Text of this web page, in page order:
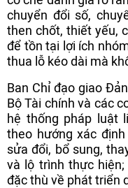
chuyển đổi số,
then chốt, thiết yếu,
để tồn tại lợi ích
thua lỗ kéo dài mà
Ban Chỉ đạo giao
Bộ Tài chính và các
hệ thống pháp luật
theo hướng xác
sửa đổi, bổ sung,
và lộ trình thực
đặc thù về phát triển